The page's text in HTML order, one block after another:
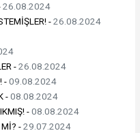
26.08.2024
-26.08.2024
-26.08.2024
-09.08.2024
-08.08.2024
-08.08.2024
-29.07.2024